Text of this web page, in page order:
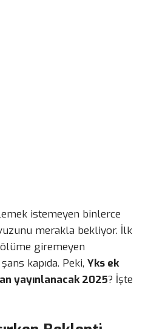
istemeyen binlerce
merakla bekliyor. İlk
giremeyen
kapıda. Peki, Yks ek
yayınlanacak 2025? İşte